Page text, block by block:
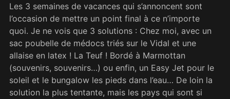
Les 3 semaines de vacances qui s’annoncent sont
l’occasion de mettre un point final à ce n’importe
quoi. Je ne vois que 3 solutions : Chez moi, avec un
sac poubelle de médocs triés sur le Vidal et une
allaise en latex ! La Teuf ! Bordé à Marmottan
(souvenirs, souvenirs…) ou enfin, un Easy Jet pour le
soleil et le bungalow les pieds dans l’eau… De loin la
solution la plus tentante, mais les pays qui sont si